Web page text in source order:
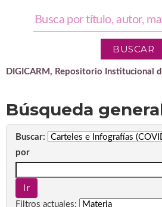
DIGICARM, Repositorio Institucional
Búsqueda
Buscar:
por
Filtros actuales: